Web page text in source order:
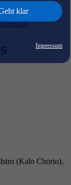
klar
Impressum
Startseite
Istro (Kalo Chorio),